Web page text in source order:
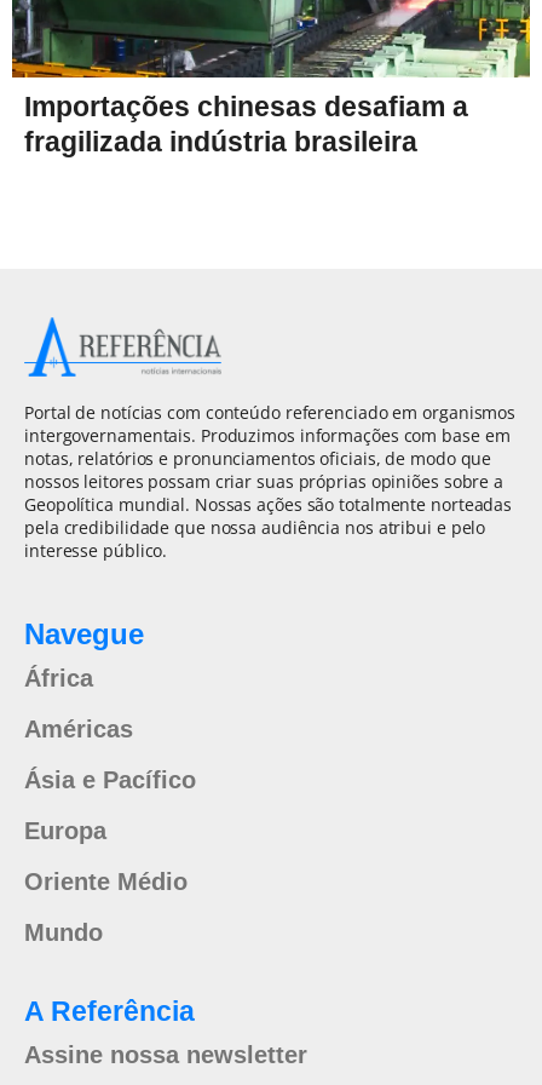
Importações chinesas desafiam a
fragilizada indústria brasileira
Portal de notícias com conteúdo referenciado em organismos
intergovernamentais. Produzimos informações com base em
notas, relatórios e pronunciamentos oficiais, de modo que
nossos leitores possam criar suas próprias opiniões sobre a
Geopolítica mundial. Nossas ações são totalmente norteadas
pela credibilidade que nossa audiência nos atribui e pelo
interesse público.
Navegue
África
Américas
Ásia e Pacífico
Europa
Oriente Médio
Mundo
A Referência
Assine nossa newsletter